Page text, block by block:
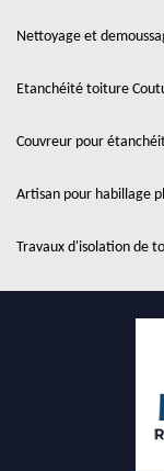
Nettoyage et
Etanchéité toiture
Couvreur pour
Artisan pour habillage
Travaux d'isolation de